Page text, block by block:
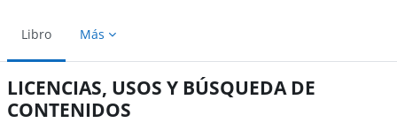
Libro Más
LICENCIAS, USOS Y BÚSQUEDA DE
CONTENIDOS